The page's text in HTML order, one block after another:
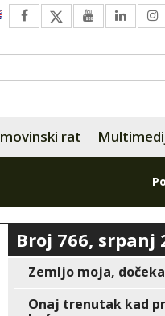
rat
Broj 766, srpanj
Zemljo moja,
Onaj trenutak kad